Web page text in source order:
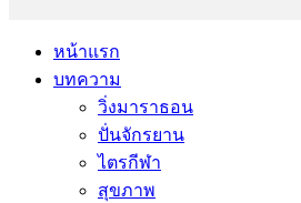
หน้าแรก
บทความ
วิ่งมาราธอน
ปั่นจักรยาน
ไตรกีฬา
สุขภาพ